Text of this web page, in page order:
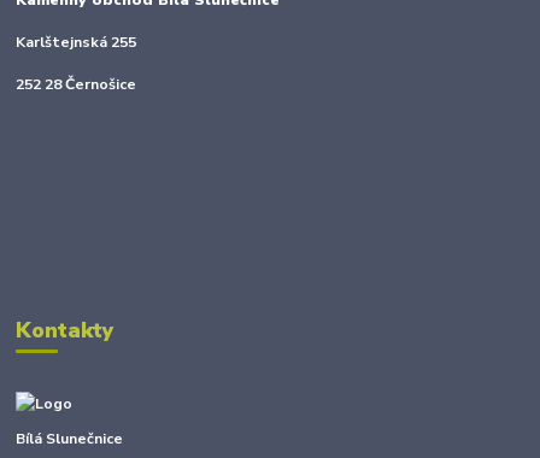
Karlštejnská 255
252 28 Černošice
Kontakty
Bílá Slunečnice